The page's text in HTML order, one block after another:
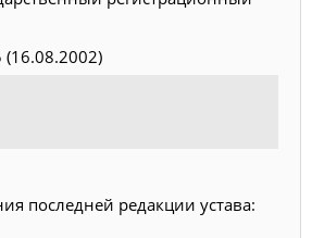
последней редакции устава: